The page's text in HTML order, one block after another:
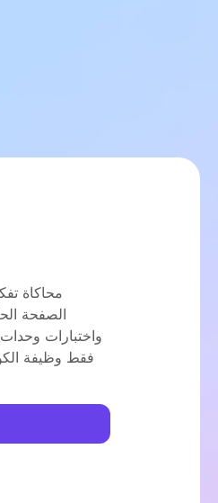
محاكاة
الصفحة
واختبارات
فقط وظيفة